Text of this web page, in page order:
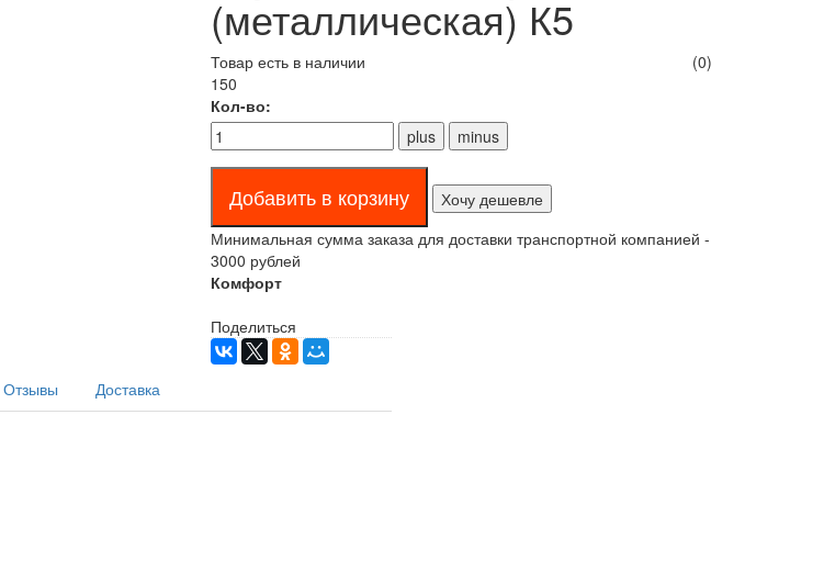
(металлическая) К5
Товар есть в наличии
(0)
150
Кол-во:
Хочу дешевле
Минимальная сумма заказа для доставки транспортной компанией -
3000 рублей
Комфорт
Поделиться
Отзывы Доставка